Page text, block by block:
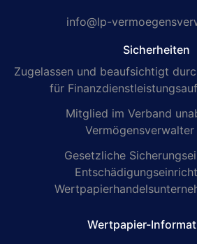
info@lp-
Sicherheiten
Zugelassen und beaufsichtigt
für
Mitglied im Verband
Vermögensverwalter
Gesetzliche
Wertpapier-